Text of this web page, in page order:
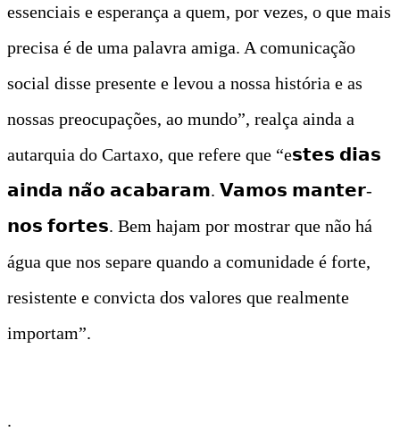
essenciais e esperança a quem, por vezes, o que mais
precisa é de uma palavra amiga. A comunicação
social disse presente e levou a nossa história e as
nossas preocupações, ao mundo”, realça ainda a
autarquia do Cartaxo, que refere que “e𝘀𝘁𝗲𝘀 𝗱𝗶𝗮𝘀
𝗮𝗶𝗻𝗱𝗮 𝗻𝗮̃𝗼 𝗮𝗰𝗮𝗯𝗮𝗿𝗮𝗺. 𝗩𝗮𝗺𝗼𝘀 𝗺𝗮𝗻𝘁𝗲𝗿-
𝗻𝗼𝘀 𝗳𝗼𝗿𝘁𝗲𝘀. Bem hajam por mostrar que não há
água que nos separe quando a comunidade é forte,
resistente e convicta dos valores que realmente
importam”.
.